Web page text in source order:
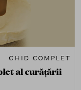
GHID COMPLET
al curățării